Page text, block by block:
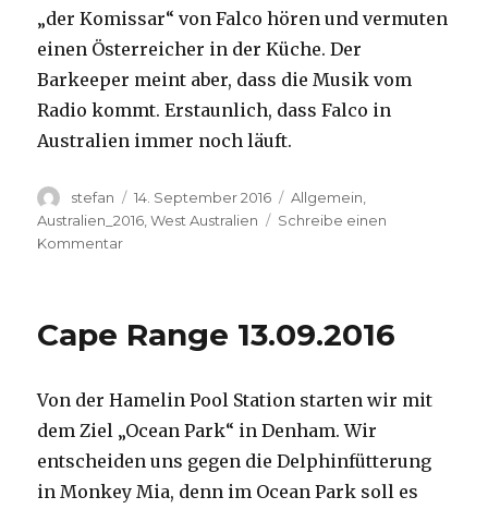
„der Komissar“ von Falco hören und vermuten
einen Österreicher in der Küche. Der
Barkeeper meint aber, dass die Musik vom
Radio kommt. Erstaunlich, dass Falco in
Australien immer noch läuft.
Autor
stefan
Veröffentlicht
am
14. September 2016 Kategorien
Allgemein
Australien_2016 ,West Australien
Schreibe einen
Kommentarzu
Cape Range 13.09.2016
Von der Hamelin Pool Station starten wir mit
dem Ziel „Ocean Park“ in Denham. Wir
entscheiden uns gegen die Delphinfütterung
in Monkey Mia, denn im Ocean Park soll es